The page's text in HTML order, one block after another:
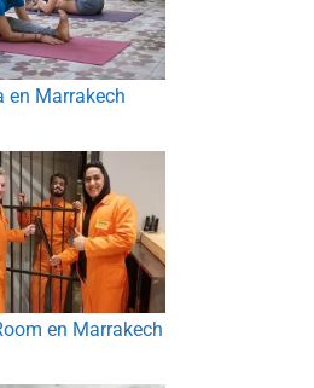
en Marrakech
en Marrakech